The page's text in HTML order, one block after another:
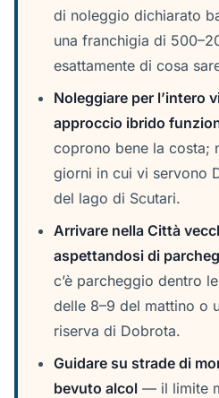
di noleggio dichiarato
una franchigia di
esattamente di cosa
Noleggiare per l’intero
approccio ibrido
coprono bene la costa;
giorni in cui vi servono
del lago di Scutari.
Arrivare nella Città
aspettandosi di
c’è parcheggio dentro
delle 8–9 del mattino o
riserva di Dobrota.
Guidare su strade di
bevuto alcol — il limite